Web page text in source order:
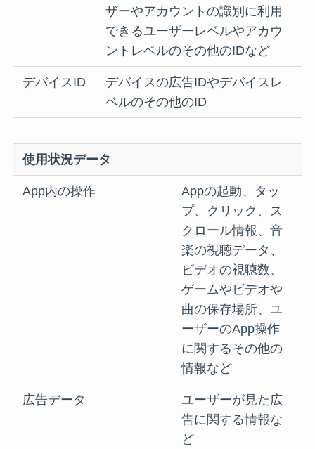
ザーやアカウントの識別に利用
できるユーザーレベルやアカウ
ントレベルのその他のIDなど
デバイスID
デバイスの広告IDやデバイスレ
ベルのその他のID
使用状況データ
App内の操作
Appの起動、タッ
プ、クリック、ス
クロール情報、音
楽の視聴データ、
ビデオの視聴数、
ゲームやビデオや
曲の保存場所、ユ
ーザーのApp操作
に関するその他の
情報など
広告データ
ユーザーが見た広
告に関する情報な
ど